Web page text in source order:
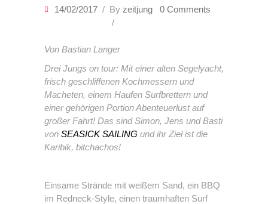
14/02/2017 By zeitjung 0 Comments
Von Bastian Langer
Drei Jungs on tour: Mit einer alten Segelyacht,
frisch geschliffenen Kochmessern und
Macheten, einem Haufen Surfbrettern und
einer gehörigen Portion Abenteuerlust auf
großer Fahrt! Das sind Simon, Jens und Basti
von SEASICK SAILING und ihr Ziel ist die
Karibik, bitchachos!
Einsame Strände mit weißem Sand, ein BBQ
im Redneck-Style, einen traumhaften Surf